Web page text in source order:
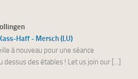
Haff - Mersch (LU)
à nouveau pour une séance
dessus des étables ! Let us join our [...]